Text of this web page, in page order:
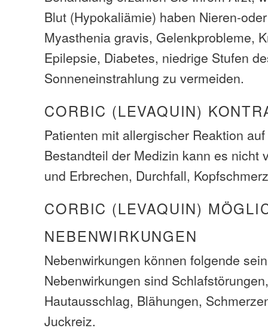
Blut (Hypokaliämie) haben Nieren-
Myasthenia gravis, Gelenkprobleme,
Epilepsie, Diabetes, niedrige Stufen
Sonneneinstrahlung zu vermeiden.
CORBIC (LEVAQUIN)
Patienten mit allergischer Reaktion
Bestandteil der Medizin kann es nicht
und Erbrechen, Durchfall,
CORBIC (LEVAQUIN)
NEBENWIRKUNGEN
Nebenwirkungen können folgende
Nebenwirkungen sind
Hautausschlag, Blähungen,
Juckreiz.